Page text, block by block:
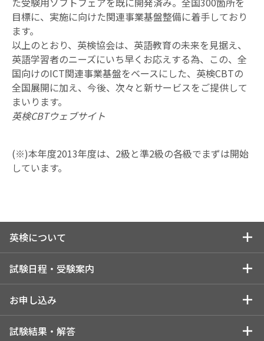
目標に、実施に向けた関連事業基盤整備に着手しており
ます。
以上のとおり、英検協会は、英語教育の未来を見据え、
英語学習者のニーズにいち早くお応えする為、この、全
国向けのICT関連事業基盤をベースにした、英検CBTの
全国展開に加え、今後、次々と新サービスをご提供して
まいります。
英検CBTウェブサイト
(※)本年度2013年度は、2級と準2級の各級でまずは開始
しています。
英検について
英検についてトップ
英検を知る
英検の実施スケジュール
試験日程・受験案内
試験日程・受験案内トップ
受験を検討している方
お申し込み
お申し込みトップ
試験結果・解答